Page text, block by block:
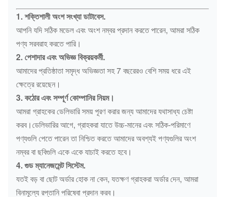
1. শক্তিশালী অংশ সংখ্যা ডাটাবেস.
আপনি যদি সঠিক মডেল এবং অংশ নম্বর প্রদান করতে পারেন, আমরা সঠিক
পণ্য সরবরাহ করতে পারি।
2. পেশাদার এবং অভিজ্ঞ বিক্রয়কর্মী.
আমাদের প্রতিষ্ঠাতা সমৃদ্ধ অভিজ্ঞতা সহ 7 বছরেরও বেশি সময় ধরে এই
ক্ষেত্রে রয়েছেন।
3. কঠোর এবং সম্পূর্ণ কোম্পানির নিয়ম।
আমরা গ্রাহকের ডেলিভারি সময় পূরণ করার জন্য আমাদের যথাসাধ্য চেষ্টা
করব।ডেলিভারির আগে, গ্রাহকরা যাতে উচ্চ-মানের এবং সঠিক-পরিমাণে
পণ্যগুলি পেতে পারেন তা নিশ্চিত করতে আমাদের অবশ্যই পণ্যগুলির অংশ
নম্বর বা ছবিগুলি একে একে যাচাই করতে হবে।
4. গুড ম্যানেজমেন্ট সিস্টেম.
যতই বড় বা ছোট অর্ডার হোক না কেন, যতক্ষণ গ্রাহকরা অর্ডার দেন, আমরা
বিনামূল্যে রপ্তানি পরিষেবা প্রদান করব।